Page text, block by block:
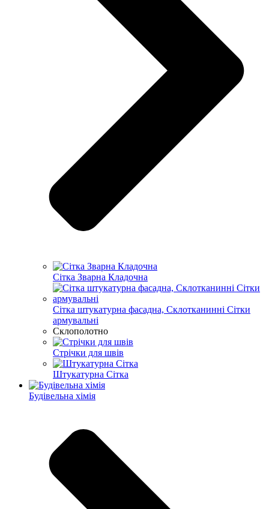
Сітка Зварна Кладочна
Сітка штукатурна фасадна, Склотканинні Сітки
армувальні
Склополотно
Стрічки для швів
Штукатурна Сітка
Будівельна хімія